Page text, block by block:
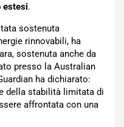
estesi.
sostenuta
rinnovabili, ha
sostenuta anche da
presso la Australian
ha dichiarato:
della stabilità limitata di
affrontata con una